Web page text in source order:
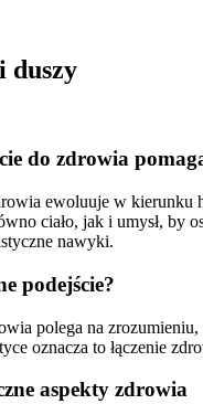
duszy
do zdrowia
ewoluuje w
ciało, jak i umysł, by
nawyki.
podejście?
polega na
oznacza to łączenie
aspekty zdrowia